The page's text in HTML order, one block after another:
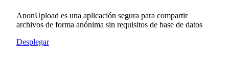
AnonUpload es una aplicación segura para compartir
archivos de forma anónima sin requisitos de base de datos
Desplegar